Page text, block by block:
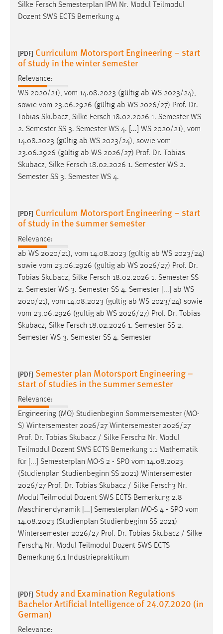
Silke Fersch Semesterplan IPM Nr. Modul Teilmodul
Dozent SWS ECTS Bemerkung 4
[PDF] Curriculum Motorsport Engineering – start
of study in the winter semester
Relevance:
WS 2020/21), vom 14.08.2023 (gültig ab WS 2023/24),
sowie vom 23.06.2926 (gültig ab WS 2026/27) Prof. Dr.
Tobias Skubacz, Silke Fersch 18.02.2026 1. Semester WS
2. Semester SS 3. Semester WS 4. [...] WS 2020/21), vom
14.08.2023 (gültig ab WS 2023/24), sowie vom
23.06.2926 (gültig ab WS 2026/27) Prof. Dr. Tobias
Skubacz, Silke Fersch 18.02.2026 1. Semester WS 2.
Semester SS 3. Semester WS 4.
[PDF] Curriculum Motorsport Engineering – start
of study in the summer semester
Relevance:
ab WS 2020/21), vom 14.08.2023 (gültig ab WS 2023/24)
sowie vom 23.06.2926 (gültig ab WS 2026/27) Prof. Dr.
Tobias Skubacz, Silke Fersch 18.02.2026 1. Semester SS
2. Semester WS 3. Semester SS 4. Semester [...] ab WS
2020/21), vom 14.08.2023 (gültig ab WS 2023/24) sowie
vom 23.06.2926 (gültig ab WS 2026/27) Prof. Dr. Tobias
Skubacz, Silke Fersch 18.02.2026 1. Semester SS 2.
Semester WS 3. Semester SS 4. Semester
[PDF] Semester plan Motorsport Engineering –
start of studies in the summer semester
Relevance:
Engineering (MO) Studienbeginn Sommersemester (MO-
S) Wintersemester 2026/27 Wintersemester 2026/27
Prof. Dr. Tobias Skubacz / Silke Fersch2 Nr. Modul
Teilmodul Dozent SWS ECTS Bemerkung 1.1 Mathematik
für [...] Semesterplan MO-S 2 - SPO vom 14.08.2023
(Studienplan Studienbeginn SS 2021) Wintersemester
2026/27 Prof. Dr. Tobias Skubacz / Silke Fersch3 Nr.
Modul Teilmodul Dozent SWS ECTS Bemerkung 2.8
Maschinendynamik [...] Semesterplan MO-S 4 - SPO vom
14.08.2023 (Studienplan Studienbeginn SS 2021)
Wintersemester 2026/27 Prof. Dr. Tobias Skubacz / Silke
Fersch4 Nr. Modul Teilmodul Dozent SWS ECTS
Bemerkung 6.1 Industriepraktikum
[PDF] Study and Examination Regulations
Bachelor Artificial Intelligence of 24.07.2020 (in
German)
Relevance: